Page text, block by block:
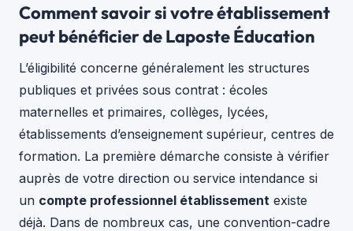
Comment savoir si votre établissement
peut bénéficier de Laposte Éducation
L’éligibilité concerne généralement les structures
publiques et privées sous contrat : écoles
maternelles et primaires, collèges, lycées,
établissements d’enseignement supérieur, centres de
formation. La première démarche consiste à vérifier
auprès de votre direction ou service intendance si
un compte professionnel établissement existe
déjà. Dans de nombreux cas, une convention-cadre